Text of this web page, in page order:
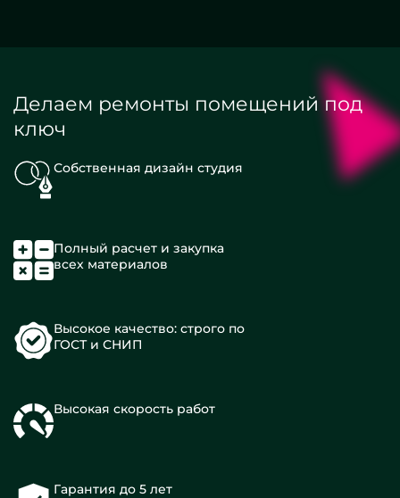
Делаем ремонты помещений под
ключ
Собственная дизайн студия
Полный расчет и закупка
всех материалов
Высокое качество: строго по
ГОСТ и СНИП
Высокая скорость работ
Гарантия до 5 лет